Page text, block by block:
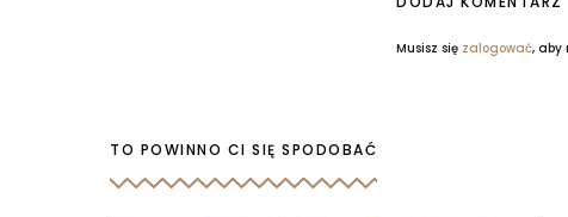
Musisz się zalogować, aby
TO POWINNO CI SIĘ SPODOBAĆ